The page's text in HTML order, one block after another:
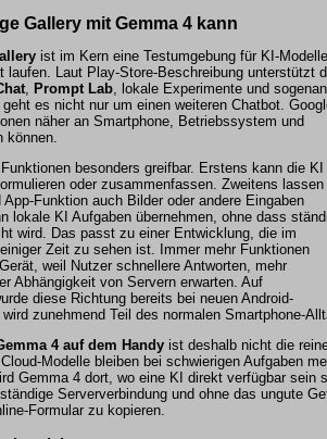
Gallery mit Gemma 4 kann
ist im Kern eine Testumgebung für KI-
laufen. Laut Play-Store-Beschreibung unterstützt
Prompt Lab , lokale Experimente und
geht es nicht nur um einen weiteren Chatbot.
näher an Smartphone, Betriebssystem und
können.
besonders greifbar. Erstens kann die KI
oder zusammenfassen. Zweitens lassen
Funktion auch Bilder oder andere Eingaben
lokale KI Aufgaben übernehmen, ohne dass
wird. Das passt zu einer Entwicklung, die im
Zeit zu sehen ist. Immer mehr Funktionen
weil Nutzer schnellere Antworten, mehr
Abhängigkeit von Servern erwarten. Auf
diese Richtung bereits bei neuen Android-
zunehmend Teil des normalen Smartphone-
4 auf dem Handy ist deshalb nicht die
Modelle bleiben bei schwierigen Aufgaben
Gemma 4 dort, wo eine KI direkt verfügbar sein
Serververbindung und ohne das ungute
Formular zu kopieren.